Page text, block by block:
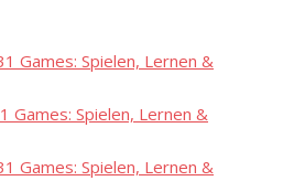
Games: Spielen, Lernen &
Games: Spielen, Lernen &
Games: Spielen, Lernen &